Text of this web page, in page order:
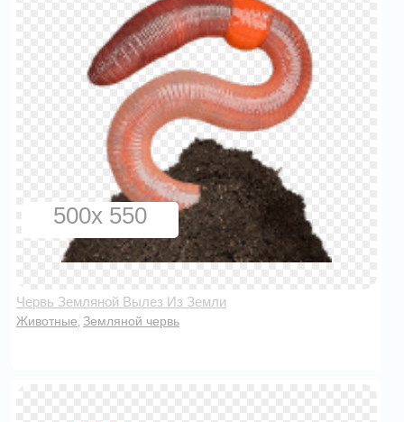
500x 550
Червь Земляной Вылез Из Земли
Животные Земляной червь